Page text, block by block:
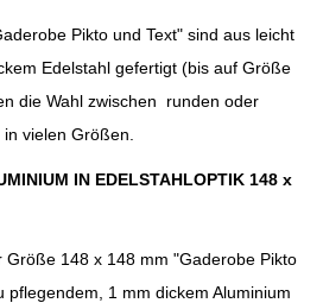
Pikto und Text" sind aus leicht
Edelstahl gefertigt (bis auf Größe
die Wahl zwischen runden oder
vielen Größen.
IN EDELSTAHLOPTIK 148 x
Größe 148 x 148 mm "Gaderobe Pikto
pflegendem, 1 mm dickem Aluminium